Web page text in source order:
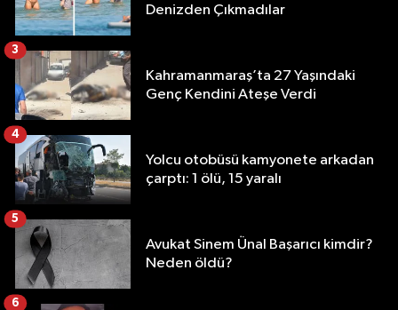
Denizden Çıkmadılar
Kahramanmaraş’ta 27 Yaşındaki
Genç Kendini Ateşe Verdi
3
Yolcu otobüsü kamyonete arkadan
çarptı: 1 ölü, 15 yaralı
4
Avukat Sinem Ünal Başarıcı kimdir?
Neden öldü?
5
6